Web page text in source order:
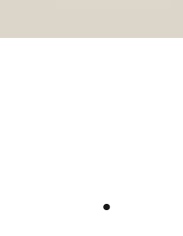
.